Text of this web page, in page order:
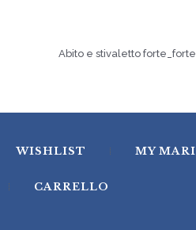
Abito e stivaletto forte_forte
WISHLIST MY MARI
CARRELLO